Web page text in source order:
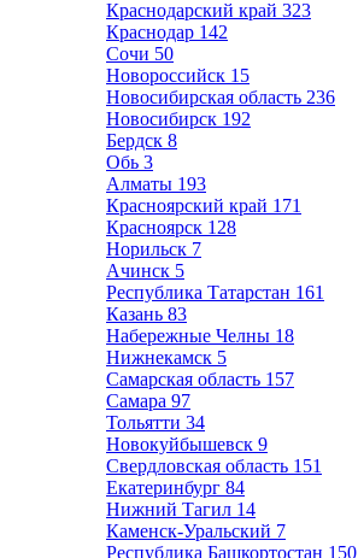
Краснодарский край 323
Краснодар 142
Сочи 50
Новороссийск 15
Новосибирская область 236
Новосибирск 192
Бердск 8
Обь 3
Алматы 193
Красноярский край 171
Красноярск 128
Норильск 7
Ачинск 5
Республика Татарстан 161
Казань 83
Набережные Челны 18
Нижнекамск 5
Самарская область 157
Самара 97
Тольятти 34
Новокуйбышевск 9
Свердловская область 151
Екатеринбург 84
Нижний Тагил 14
Каменск-Уральский 7
Республика Башкортостан 150